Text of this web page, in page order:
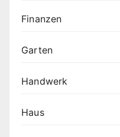
Finanzen
Garten
Handwerk
Haus